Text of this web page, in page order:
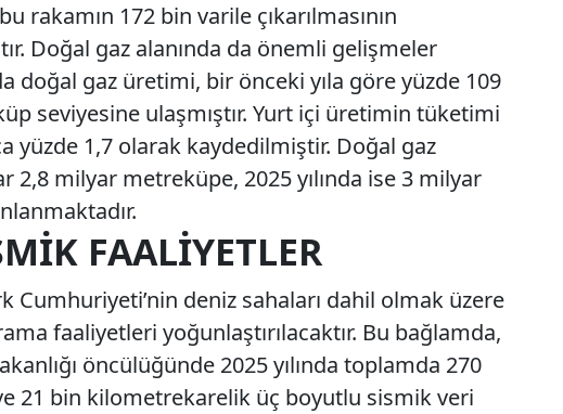
rakamın 172 bin varile çıkarılmasının
Doğal gaz alanında da önemli gelişmeler
doğal gaz üretimi, bir önceki yıla göre yüzde 109
seviyesine ulaşmıştır. Yurt içi üretimin tüketimi
yüzde 1,7 olarak kaydedilmiştir. Doğal gaz
2,8 milyar metreküpe, 2025 yılında ise 3 milyar
FAALIYETLER
Cumhuriyeti’nin deniz sahaları dahil olmak üzere
faaliyetleri yoğunlaştırılacaktır. Bu bağlamda,
öncülüğünde 2025 yılında toplamda 270
21 bin kilometrekarelik üç boyutlu sismik veri